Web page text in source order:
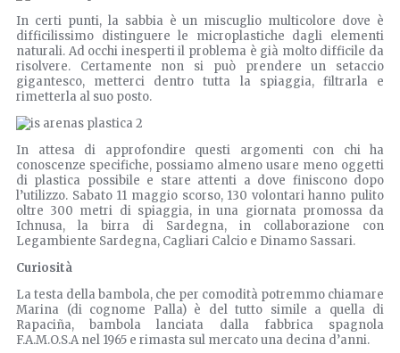
In certi punti, la sabbia è un miscuglio multicolore dove è
difficilissimo distinguere le microplastiche dagli elementi
naturali. Ad occhi inesperti il problema è già molto difficile da
risolvere. Certamente non si può prendere un setaccio
gigantesco, metterci dentro tutta la spiaggia, filtrarla e
rimetterla al suo posto.
In attesa di approfondire questi argomenti con chi ha
conoscenze specifiche, possiamo almeno usare meno oggetti
di plastica possibile e stare attenti a dove finiscono dopo
l’utilizzo. Sabato 11 maggio scorso, 130 volontari hanno pulito
oltre 300 metri di spiaggia, in una giornata promossa da
Ichnusa, la birra di Sardegna, in collaborazione con
Legambiente Sardegna, Cagliari Calcio e Dinamo Sassari.
Curiosità
La testa della bambola, che per comodità potremmo chiamare
Marina (di cognome Palla) è del tutto simile a quella di
Rapaciña, bambola lanciata dalla fabbrica spagnola
F.A.M.O.S.A nel 1965 e rimasta sul mercato una decina d’anni.